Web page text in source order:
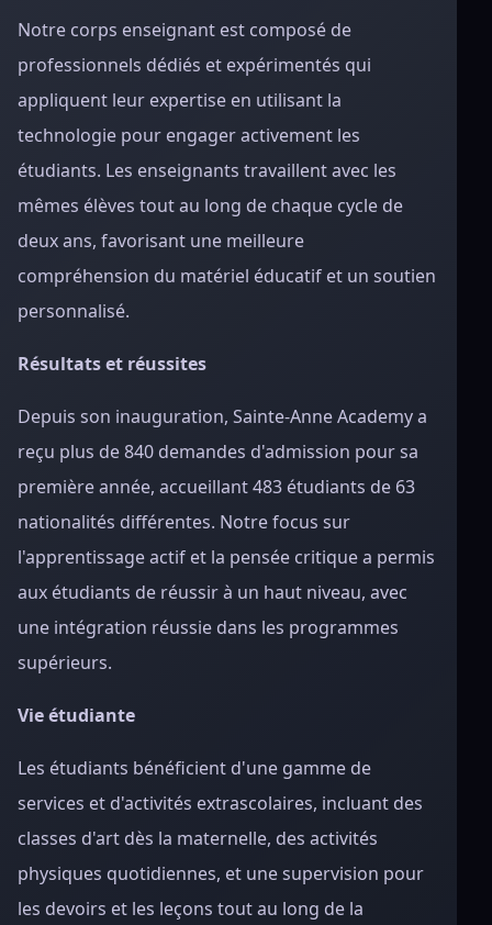
Notre corps enseignant est composé de
professionnels dédiés et expérimentés qui
appliquent leur expertise en utilisant la
technologie pour engager activement les
étudiants. Les enseignants travaillent avec les
mêmes élèves tout au long de chaque cycle de
deux ans, favorisant une meilleure
compréhension du matériel éducatif et un soutien
personnalisé.
Résultats et réussites
Depuis son inauguration, Sainte-Anne Academy a
reçu plus de 840 demandes d'admission pour sa
première année, accueillant 483 étudiants de 63
nationalités différentes. Notre focus sur
l'apprentissage actif et la pensée critique a permis
aux étudiants de réussir à un haut niveau, avec
une intégration réussie dans les programmes
supérieurs.
Vie étudiante
Les étudiants bénéficient d'une gamme de
services et d'activités extrascolaires, incluant des
classes d'art dès la maternelle, des activités
physiques quotidiennes, et une supervision pour
les devoirs et les leçons tout au long de la